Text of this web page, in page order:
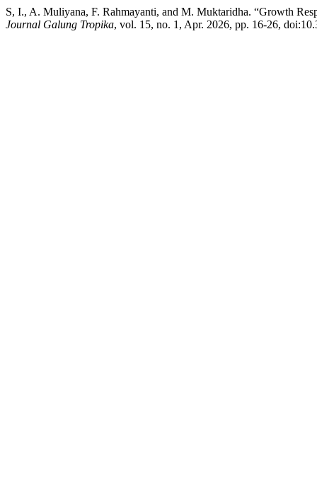
S, I., A. Muliyana, F. Rahmayanti, and M. Muktaridha. “Growth
Journal Galung Tropika, vol. 15, no. 1, Apr. 2026, pp. 16-26,